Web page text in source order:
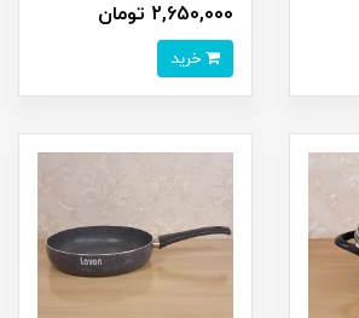
2,650,000 تومان